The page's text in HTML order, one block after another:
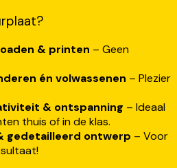
& printen – Geen
én volwassenen – Plezier
& ontspanning – Ideaal
thuis of in de klas.
gedetailleerd ontwerp – Voor